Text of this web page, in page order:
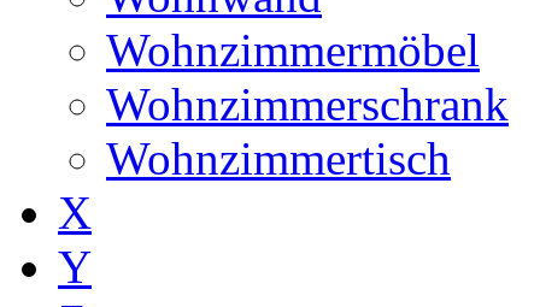
Wohnzimmermöbel
Wohnzimmerschrank
Wohnzimmertisch
X
Y